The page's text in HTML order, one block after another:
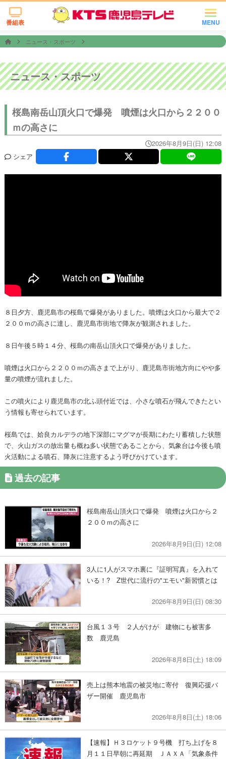
MENU
番組表
ニュース・スポーツ
ニュース・スポーツ
桜島南岳山頂火口で爆発 噴煙は火口から２２００
ｍの高さに
2026年8月9日(日) 12:08
シェア
８日夕方、鹿児島市の桜島で爆発がありました。噴煙は火口から最大で２
２００ｍの高さに達し、鹿児島市街地で降灰が観測されました。
８日午後５時１４分、桜島の南岳山頂火口で爆発がありました。
噴煙は火口から２２００ｍの高さまで上がり、鹿児島市街地方向にやや多
量の噴煙が流れました。
この噴火により鹿児島市の北ふ頭付近では、小さな噴石が飛んできたとい
う情報も寄せられています。
桜島では、姶良カルデラの地下深部にマグマが長期にわたり蓄積した状態
で、火山ガスの放出量も概ね多い状態であることから、気象台は今後も噴
火活動による噴石、降灰に注意するよう呼びかけています。
過去の記事
桜島南岳山頂火口で爆発 噴煙は火口から２
２００ｍの高さに
2026年8月9日(日) 12:08
3人に1人がスマホ裏に『証明写真』を入れて
いる！? Z世代に流行の"エモい"新習慣とは
2026年8月9日(日) 08:30
台風１３号 ２人がけが 建物にも被害多
数 鹿児島
2026年8月8日(土) 18:09
売上は熊本地震の被災地に寄付 復興応援バ
ザー開催 鹿児島市
2026年8月8日(土) 18:06
【速報】Ｈ３ロケット９号機 打ち上げを８
月１１日早朝に再延期 ＪＡＸＡ「気象条件